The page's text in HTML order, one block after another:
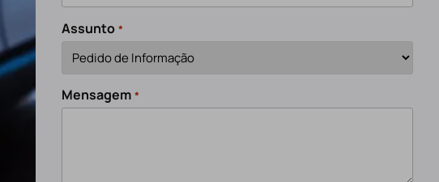
Assunto *
Mensagem *